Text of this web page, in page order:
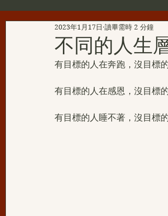
第三世多杰羌佛辦公室公告 世界佛教
YouTube 韻雕 第
不同的人生
2023年1月17日 讀畢需時 2 分鐘
有目標的人在奔跑，沒目標
有目標的人在感恩，沒目標
有目標的人睡不著，沒目標